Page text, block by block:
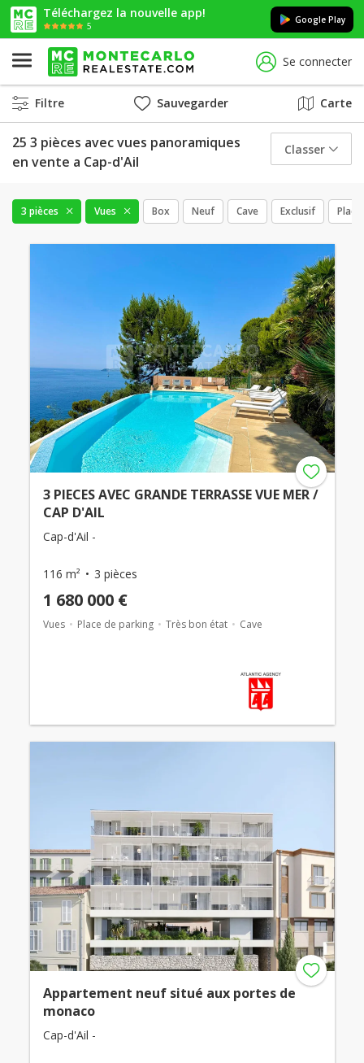
Téléchargez la nouvelle app!
5
Google Play
Se connecter
Filtre Sauvegarder Carte
25 3 pièces avec vues panoramiques
en vente a Cap-d'Ail
Classer
3 pièces Vues Box Neuf Cave Exclusif
3 PIECES AVEC GRANDE TERRASSE VUE MER /
CAP D'AIL
Cap-d'Ail -
116 m² 3 pièces
1 680 000 €
Vues Place de parking Très bon état Cave
Appartement neuf situé aux portes de
monaco
Cap-d'Ail -